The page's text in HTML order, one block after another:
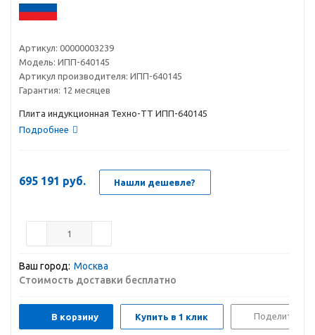
Артикул: 00000003239
Модель: ИПП-640145
Артикул производителя: ИПП-640145
Гарантия: 12 месяцев
Плита индукционная Техно-ТТ ИПП-640145
Подробнее
695 191 руб. Нашли дешевле?
Ваш город: Москва
Стоимость доставки бесплатно
В корзину Купить в 1 клик Поделиться